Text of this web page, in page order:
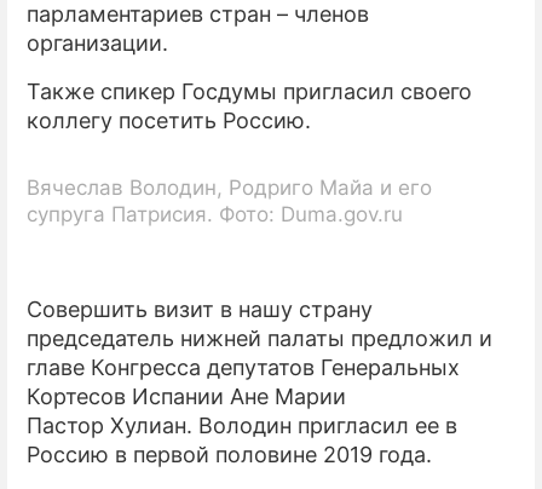
парламентариев стран – членов
организации.
Также спикер Госдумы пригласил своего
коллегу посетить Россию.
Вячеслав Володин, Родриго Майа и его
супруга Патрисия. Фото: Duma.gov.ru
Совершить визит в нашу страну
председатель нижней палаты предложил и
главе Конгресса депутатов Генеральных
Кортесов Испании Ане Марии
Пастор Хулиан. Володин пригласил ее в
Россию в первой половине 2019 года.